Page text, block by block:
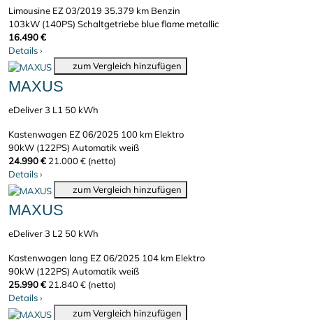
Limousine EZ 03/2019 35.379 km Benzin
103kW (140PS) Schaltgetriebe blue flame metallic
16.490 €
Details›
zum Vergleich hinzufügen
MAXUS
eDeliver 3 L1 50 kWh
Kastenwagen EZ 06/2025 100 km Elektro
90kW (122PS) Automatikweiß
24.990 € 21.000 € (netto)
Details›
zum Vergleich hinzufügen
MAXUS
eDeliver 3 L2 50 kWh
Kastenwagen lang EZ 06/2025 104 km Elektro
90kW (122PS) Automatikweiß
25.990 € 21.840 € (netto)
Details›
zum Vergleich hinzufügen